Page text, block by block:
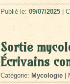
Publié le: 09/07/2025 |
Sortie
Écrivains
Catégorie: Mycologie |